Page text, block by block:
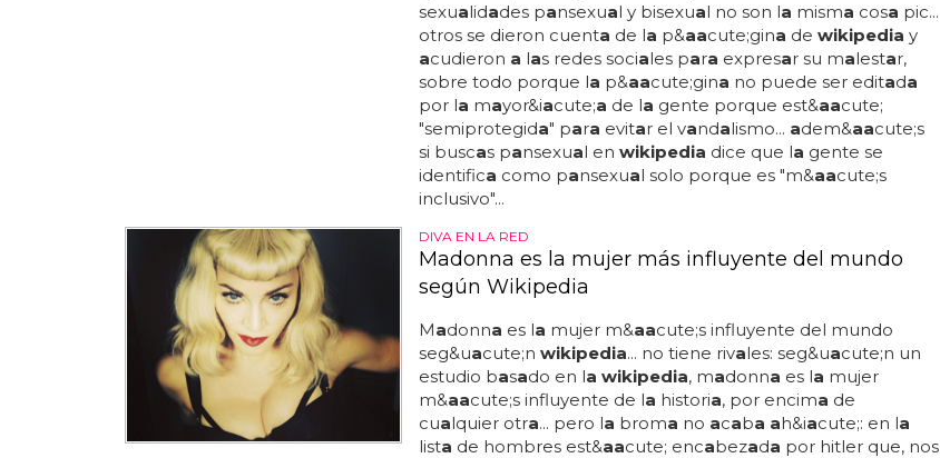
sexualidades pansexual y bisexual no son la misma cosa pic...
otros se dieron cuenta de la p&aacute;gina de wikipedia y
acudieron a las redes sociales para expresar su malestar,
sobre todo porque la p&aacute;gina no puede ser editada
por la mayor&iacute;a de la gente porque est&aacute;
"semiprotegida" para evitar el vandalismo... adem&aacute;s
si buscas pansexual en wikipedia dice que la gente se
identifica como pansexual solo porque es "m&aacute;s
inclusivo"...
DIVA EN LA RED
Madonna es la mujer más influyente del mundo
según Wikipedia
Madonna es la mujer m&aacute;s influyente del mundo
seg&uacute;n wikipedia... no tiene rivales: seg&uacute;n un
estudio basado en la wikipedia, madonna es la mujer
m&aacute;s influyente de la historia, por encima de
cualquier otra... pero la broma no acaba ah&iacute;: en la
lista de hombres est&aacute; encabezada por hitler que, nos